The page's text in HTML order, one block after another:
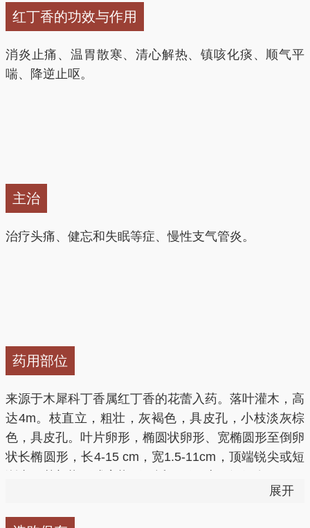
红丁香的功效与作用
消炎止痛、温胃散寒、清心解热、镇咳化痰、顺气平
喘、降逆止呕。
主治
治疗头痛、健忘和失眠等症、慢性支气管炎。
药用部位
来源于木犀科丁香属红丁香的花蕾入药。落叶灌木，高
达4m。枝直立，粗壮，灰褐色，具皮孔，小枝淡灰棕
色，具皮孔。叶片卵形，椭圆状卵形、宽椭圆形至倒卵
状长椭圆形，长4-15 cm，宽1.5-11cm，顶端锐尖或短
粉绿色；叶柄长0.8-2.5cm。圆锥花序直立，由顶芽抽
生，长圆形或塔形，长5-17cm，宽3-10cm；花序轴与
展开